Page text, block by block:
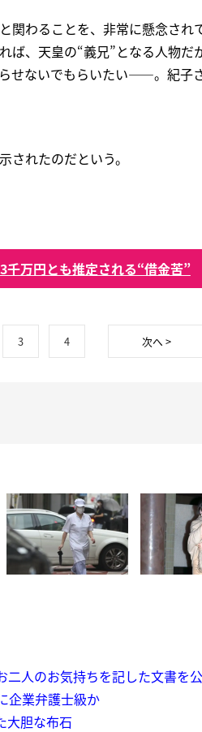
関わることを、非常に懸念され
ば、天皇の“義兄”となる人物だ
せないでもらいたい――。紀子
されたのだという。
3千万円とも推定される“借金苦”
3 4 次へ >
二人のお気持ちを記した文書を
企業弁護士級か
大胆な布石